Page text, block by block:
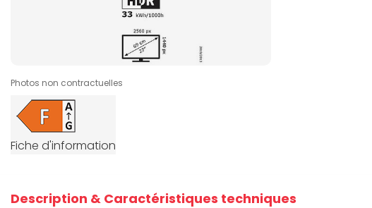
Photos non contractuelles
Fiche d'information
Description & Caractéristiques techniques